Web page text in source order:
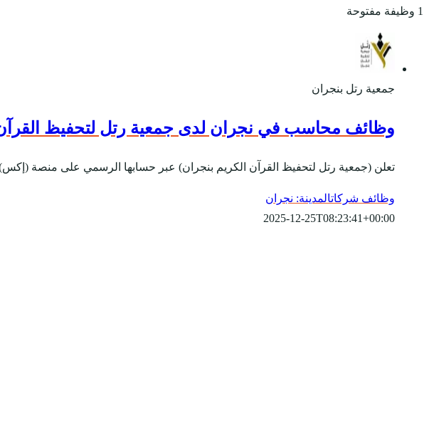
1 وظيفة مفتوحة
جمعية رتل بنجران
وظائف محاسب في نجران لدى جمعية رتل لتحفيظ
تعلن (جمعية رتل لتحفيظ القرآن الكريم بنجران) عبر حسابها الرسمي على منصة
وظائف شركاتالمدينة: نجران
2025-12-25T08:23:41+00:00